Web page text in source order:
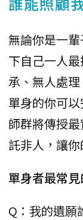
無論你是一
下自己一人
承、無人處
單身的你可
師群將傳授
託非人，讓
單身者最常見
Q：我的遺願